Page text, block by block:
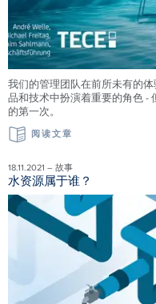
我们的管理团队在前所未有的
品和技术中扮演着重要的角色 -
的第一次。
阅读文章
18.11.2021 – 故事
水资源属于谁？